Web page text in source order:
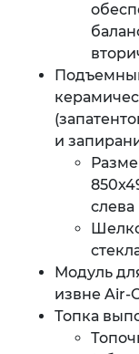
и
Модуль
извне Air-
Топка